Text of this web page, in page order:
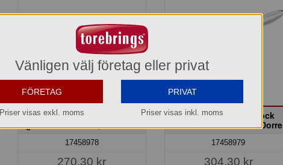
Karla Kastrull 16x9 cm
glaslock silikon 1,5 L Dorre
17458978
270,30 kr
Karla Kastrull glaslock
silikon 18x10 cm 2 L Dorre
17458979
304,30 kr
Vänligen välj företag eller privat
FÖRETAG
Priser visas exkl. moms
PRIVAT
Priser visas inkl. moms